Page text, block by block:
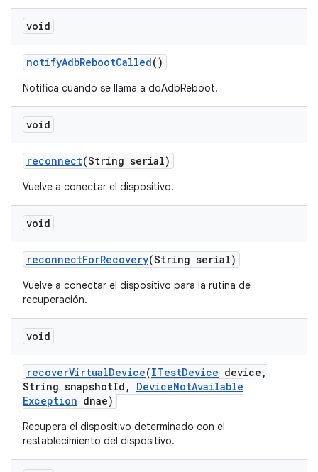
void
notifyAdbRebootCalled()
Notifica cuando se llama a doAdbReboot.
void
reconnect(String serial)
Vuelve a conectar el dispositivo.
void
reconnectForRecovery(String serial)
Vuelve a conectar el dispositivo para la rutina de
recuperación.
void
recoverVirtualDevice(ITestDevice device ,
String snapshotId , DeviceNotAvailable
Exception dnae)
Recupera el dispositivo determinado con el
restablecimiento del dispositivo.